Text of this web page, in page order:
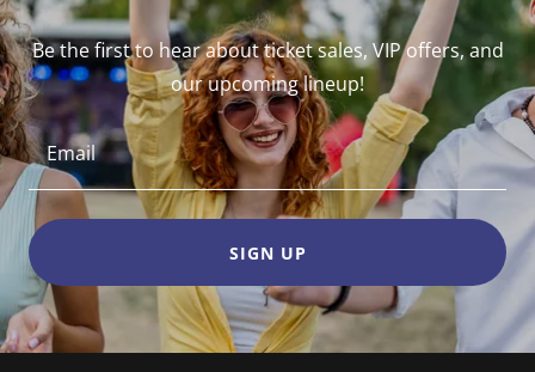
Be the first to hear about ticket sales, VIP offers, and
our upcoming lineup!
Email
SIGN UP